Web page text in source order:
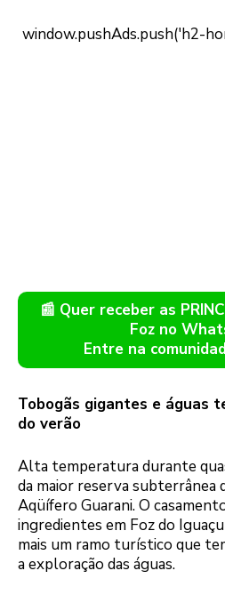
📰 Quer receber as
Foz no
Entre na
Tobogãs gigantes e águas
do verão
Alta temperatura durante
da maior reserva subterrânea
Aqüífero Guarani. O
ingredientes em Foz do
mais um ramo turístico que
a exploração das águas.